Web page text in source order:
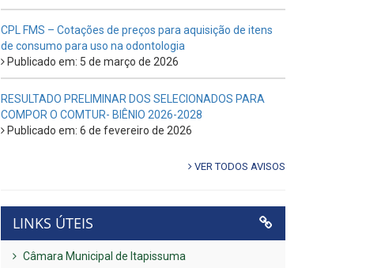
CPL FMS – Cotações de preços para aquisição de itens
de consumo para uso na odontologia
Publicado em: 5 de março de 2026
RESULTADO PRELIMINAR DOS SELECIONADOS PARA
COMPOR O COMTUR- BIÊNIO 2026-2028
Publicado em: 6 de fevereiro de 2026
VER TODOS AVISOS
LINKS ÚTEIS
Câmara Municipal de Itapissuma